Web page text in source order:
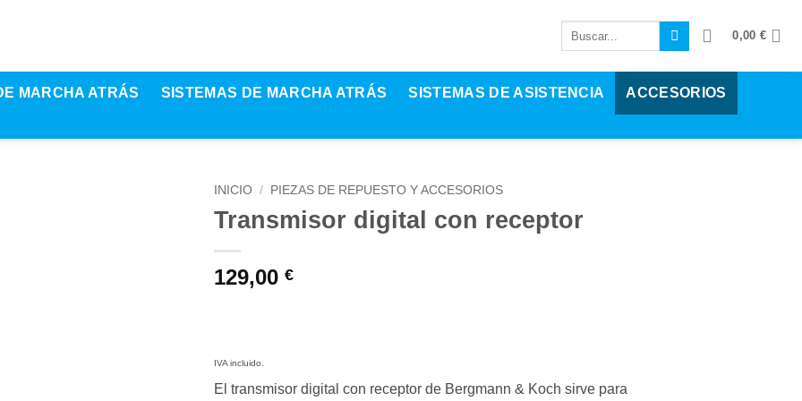
0,00 €
MARCHA ATRÁS SISTEMAS DE MARCHA ATRÁS SISTEMAS DE ASISTENCIA ACCESORIOS
INICIO / PIEZAS DE REPUESTO Y ACCESORIOS
Transmisor digital con receptor
129,00 €
IVA incluido.
El transmisor digital con receptor de Bergmann & Koch sirve para